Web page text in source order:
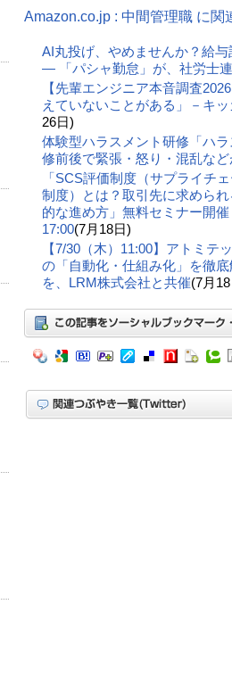
Amazon.co.jp : 中間管理職 に関
AI丸投げ、やめませんか？給
― 「パシャ勤怠」が、社労士
【先輩エンジニア本音調査
えていないことがある」－キ
26日)
体験型ハラスメント研修「ハ
修前後で緊張・怒り・混乱な
「SCS評価制度（サプライチ
制度）とは？取引先に求めら
的な進め方」無料セミナー開
17:00(7月18日)
【7/30（木）11:00】アトミテ
の「自動化・仕組み化」を徹
を、LRM株式会社と共催(7月